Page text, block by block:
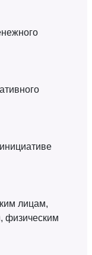
лицам,
физическим